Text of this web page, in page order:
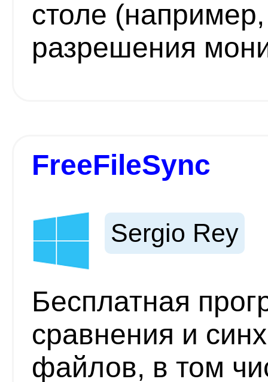
столе
разрешения
FreeFileSync
Sergio Rey
Бесплатная
сравнения и
файлов, в том